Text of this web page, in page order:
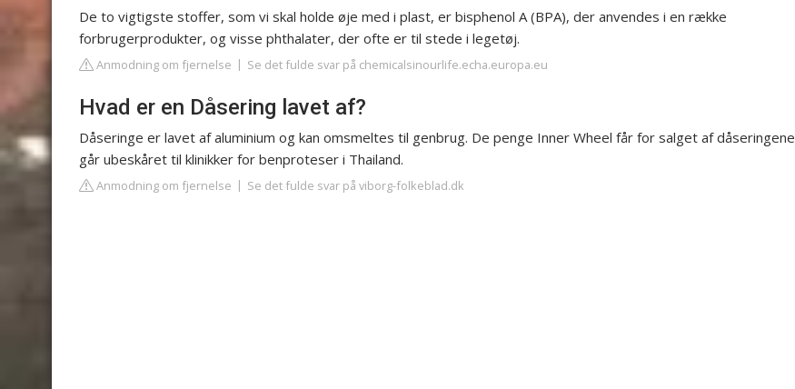
De to vigtigste stoffer, som vi skal holde øje med i plast, er bisphenol A (BPA), der anvendes i en række
forbrugerprodukter, og visse phthalater, der ofte er til stede i legetøj.
Anmodning om fjernelse Se det fulde svar på chemicalsinourlife.echa.europa.eu
Hvad er en Dåsering lavet af?
Dåseringe er lavet af aluminium og kan omsmeltes til genbrug. De penge Inner Wheel får for salget af dåseringene
går ubeskåret til klinikker for benproteser i Thailand.
Anmodning om fjernelse Se det fulde svar på viborg-folkeblad.dk